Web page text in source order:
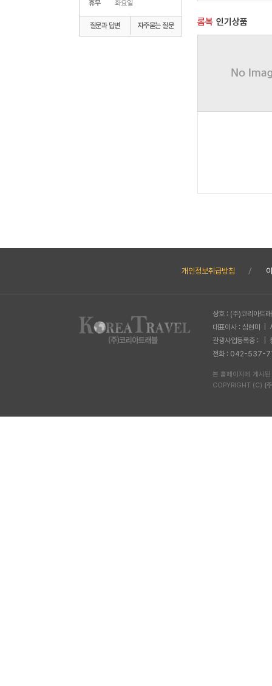
휴무
화요일
질문과 답변 자주묻는 질문
빌라손님만의 자체비치
인도양과 아궁산의 전망
다. Komaneka at
스토랑, 해변 수영장,
어컨, 평면 위성(유튜브
에서도 우수한 평점을 받
롬복 인기상품
개인정보취급방침
상호 : (주)코리아트
대표이사 : 심현미
관광사업등록증 : |
전화 : 042-537-
본 홈페이지에 게시
COPYRIGHT (C) (